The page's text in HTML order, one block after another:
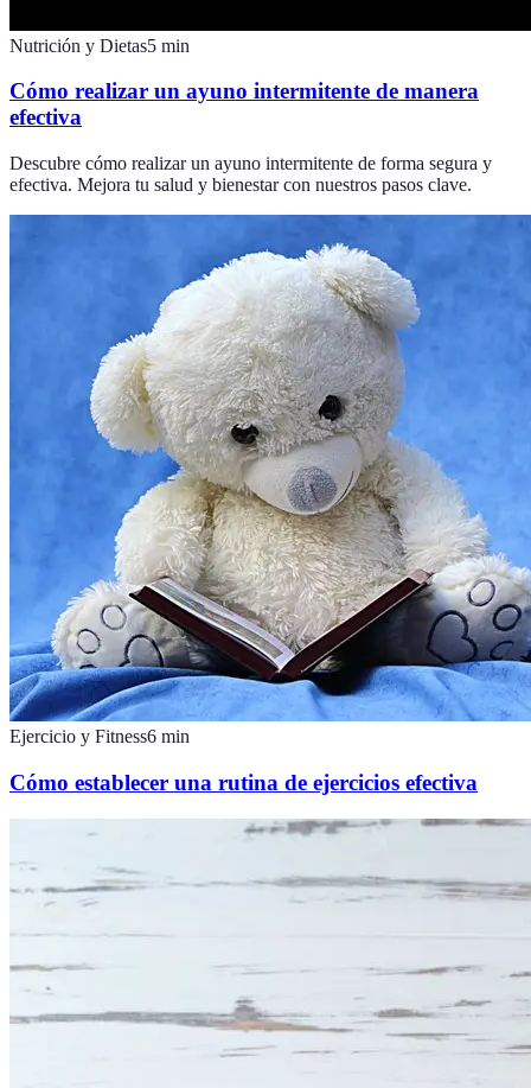
Nutrición y Dietas5 min
Cómo realizar un ayuno intermitente de manera
efectiva
Descubre cómo realizar un ayuno intermitente de forma segura y
efectiva. Mejora tu salud y bienestar con nuestros pasos clave.
Ejercicio y Fitness6 min
Cómo establecer una rutina de ejercicios efectiva